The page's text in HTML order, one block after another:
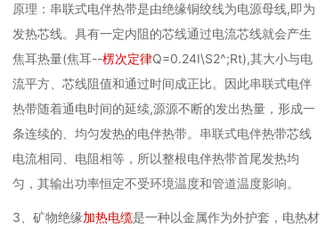
原理：串联式电伴热带是由绝缘铜绞线为电源母线,即为
发热芯线。具有一定内阻的芯线通过电流芯线就会产生
焦耳热量(焦耳--楞次定律Q=0.24I\S2^;Rt),其大小与电
流平方、芯线阻值和通过时间成正比。因此串联式电伴
热带随着通电时间的延续,源源不断的发出热量，形成一
条连续的、均匀发热的电伴热带。串联式电伴热带芯线
电流相同、电阻相等，所以整根电伴热带首尾发热均
匀，其输出功率恒定不受环境温度和管道温度影响。
3、矿物绝缘加热电缆是一种以金属作为外护套，电热材